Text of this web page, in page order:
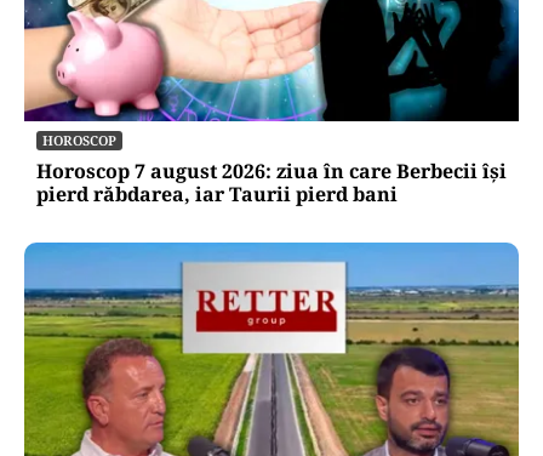
HOROSCOP
Horoscop 7 august 2026: ziua în care Berbecii își
pierd răbdarea, iar Taurii pierd bani